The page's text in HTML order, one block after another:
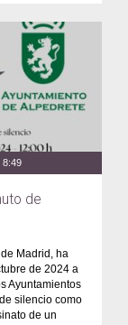
8:49
de
Madrid, ha
de 2024 a
Ayuntamientos
silencio como
de un